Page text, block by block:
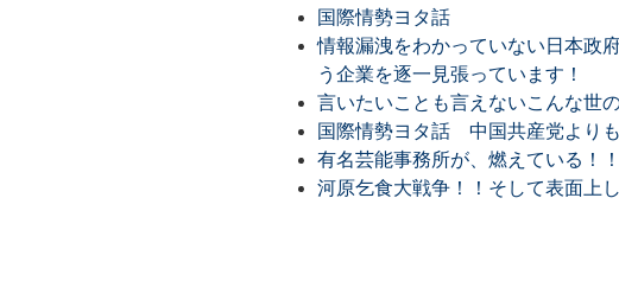
国際情勢ヨタ話
情報漏洩をわかっていない日本政
う企業を逐一見張っています！
言いたいことも言えないこんな世
国際情勢ヨタ話 中国共産党より
有名芸能事務所が、燃えている！！
河原乞食大戦争！！そして表面上